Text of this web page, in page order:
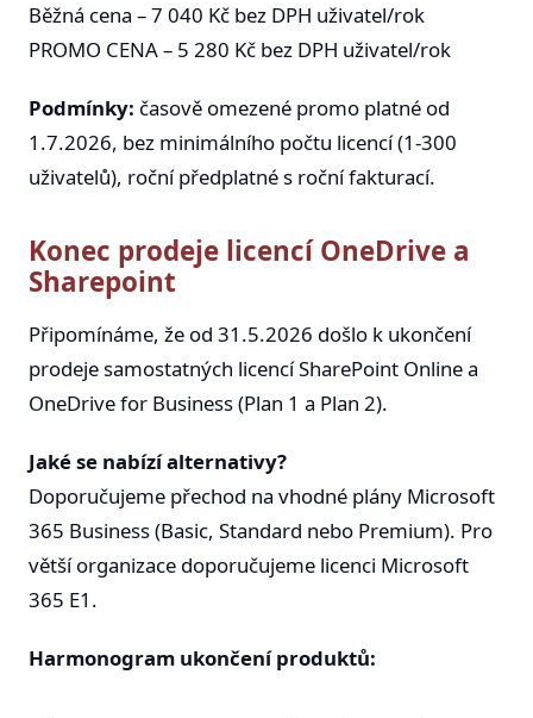
Běžná cena – 7 040 Kč bez DPH uživatel/rok
PROMO CENA – 5 280 Kč bez DPH uživatel/rok
Podmínky: časově omezené promo platné od
1.7.2026, bez minimálního počtu licencí (1-300
uživatelů), roční předplatné s roční fakturací.
Konec prodeje licencí OneDrive a
Sharepoint
Připomínáme, že od 31.5.2026 došlo k ukončení
prodeje samostatných licencí SharePoint Online a
OneDrive for Business (Plan 1 a Plan 2).
Jaké se nabízí alternativy?
Doporučujeme přechod na vhodné plány Microsoft
365 Business (Basic, Standard nebo Premium). Pro
větší organizace doporučujeme licenci Microsoft
365 E1.
Harmonogram ukončení produktů: